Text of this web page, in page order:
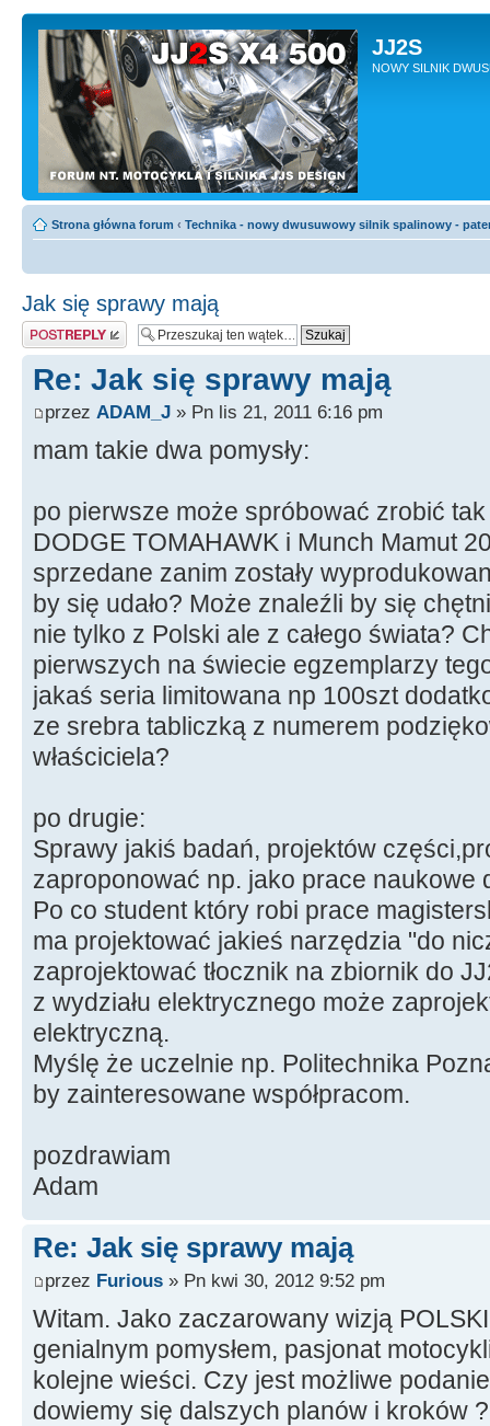
JJ2S
NOWY SILNIK
Strona główna forum ‹ Technika - nowy dwusuwowy silnik spalinowy -
Jak się sprawy mają
Odpowiedz
Re: Jak się sprawy mają
przez ADAM_J » Pn lis 21, 2011 6:16 pm
mam takie dwa pomysły:
po pierwsze może spróbować zrobić
DODGE TOMAHAWK i Munch Mamut
sprzedane zanim zostały
by się udało? Może znaleźli by się
nie tylko z Polski ale z całego świata?
pierwszych na świecie egzemplarzy
jakaś seria limitowana np 100szt
ze srebra tabliczką z numerem
właściciela?
po drugie:
Sprawy jakiś badań, projektów
zaproponować np. jako prace naukowe
Po co student który robi prace
ma projektować jakieś narzędzia "do
zaprojektować tłocznik na zbiornik do
z wydziału elektrycznego może
elektryczną.
Myślę że uczelnie np. Politechnika
by zainteresowane współpracom.
pozdrawiam
Adam
Re: Jak się sprawy mają
przez Furious » Pn kwi 30, 2012 9:52 pm
Witam. Jako zaczarowany wizją
genialnym pomysłem, pasjonat
kolejne wieści. Czy jest możliwe
dowiemy się dalszych planów i kroków